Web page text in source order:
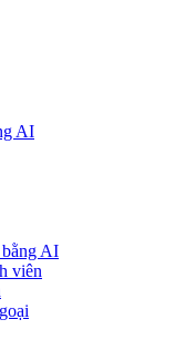
AI
AI
viên